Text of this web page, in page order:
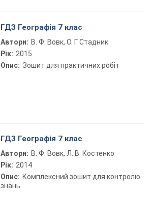
ГДЗ Географія 7 клас
Автори: В. Ф. Вовк, О. Г. Стадник
Рік: 2015
Опис: Зошит для практичних робіт
ГДЗ Географія 7 клас
Автори: В. Ф. Вовк, Л. В. Костенко
Рік: 2014
Опис: Комплексний зошит для контролю
знань